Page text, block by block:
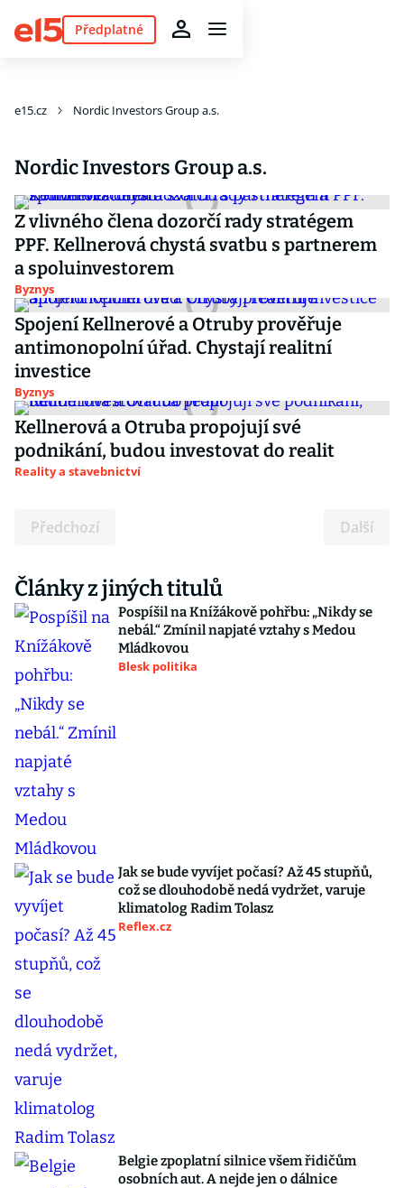
Předplatné
e15.cz Nordic Investors Group a.s.
Nordic Investors Group a.s.
Z vlivného člena dozorčí rady stratégem
PPF. Kellnerová chystá svatbu s partnerem
a spoluinvestorem
Byznys
Spojení Kellnerové a Otruby prověřuje
antimonopolní úřad. Chystají realitní
investice
Byznys
Kellnerová a Otruba propojují své
podnikání, budou investovat do realit
Reality a stavebnictví
Předchozí Další
Články z jiných titulů
Pospíšil na Knížákově pohřbu: „Nikdy se
nebál.“ Zmínil napjaté vztahy s Medou
Mládkovou
Blesk politika
Jak se bude vyvíjet počasí? Až 45 stupňů,
což se dlouhodobě nedá vydržet, varuje
klimatolog Radim Tolasz
Reflex.cz
Belgie zpoplatní silnice všem řidičům
osobních aut. A nejde jen o dálnice